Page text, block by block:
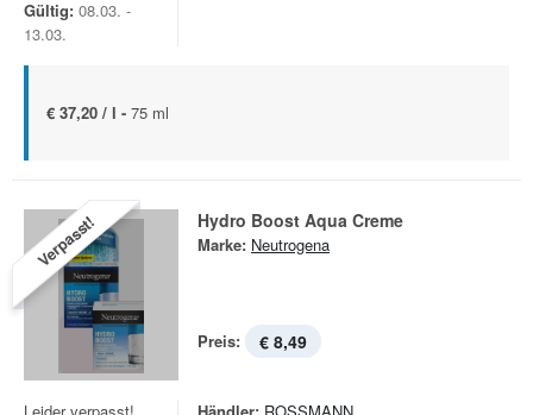
Gültig: 08.03. -
13.03.
€ 37,20 / l - 75 ml
Verpasst! Hydro Boost Aqua Creme
Marke: Neutrogena
Preis: € 8,49